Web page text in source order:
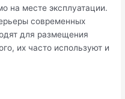
на месте эксплуатации.
современных
для размещения
их часто используют и